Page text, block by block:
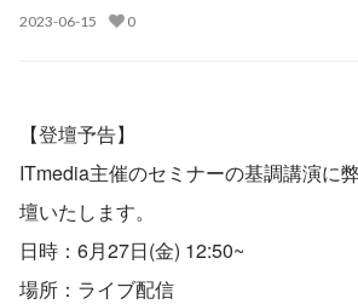
2023-06-15 0
【登壇予告】
ITmedia主催のセミナーの基調講演に
壇いたします。
日時：6月27日(金) 12:50~
場所：ライブ配信